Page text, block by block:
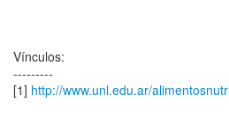
Vínculos:
---------
[1] http://www.unl.edu.ar/